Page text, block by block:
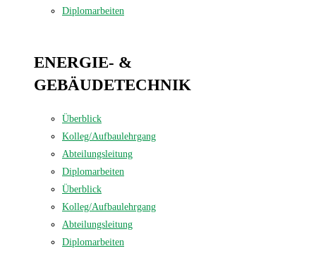
Diplomarbeiten
ENERGIE- &
GEBÄUDE­TECHNIK
Überblick
Kolleg/Aufbaulehrgang
Abteilungsleitung
Diplomarbeiten
Überblick
Kolleg/Aufbaulehrgang
Abteilungsleitung
Diplomarbeiten